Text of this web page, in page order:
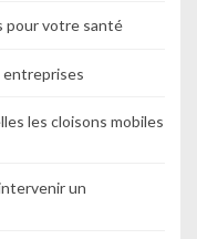
pour votre santé
entreprises
les cloisons mobiles
un